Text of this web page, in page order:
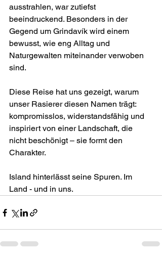
ausstrahlen, war zutiefst
beeindruckend. Besonders in der
Gegend um Grindavík wird einem
bewusst, wie eng Alltag und
Naturgewalten miteinander verwoben
sind.
Diese Reise hat uns gezeigt, warum
unser Rasierer diesen Namen trägt:
kompromisslos, widerstandsfähig und
inspiriert von einer Landschaft, die
nicht beschönigt – sie formt den
Charakter.
Island hinterlässt seine Spuren. Im
Land - und in uns.